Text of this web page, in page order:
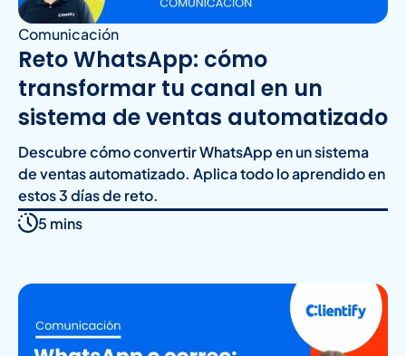
Comunicación
Reto WhatsApp: cómo
transformar tu canal en un
sistema de ventas automatizado
Descubre cómo convertir WhatsApp en un sistema
de ventas automatizado. Aplica todo lo aprendido en
estos 3 días de reto.
5 mins